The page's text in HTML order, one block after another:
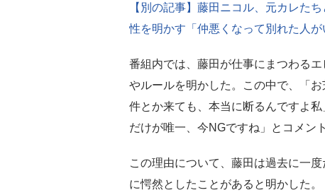
【別の記事】藤田ニコル、元カレた
性を明かす「仲悪くなって別れた人が
番組内では、藤田が仕事にまつわるエ
やルールを明かした。この中で、「お
件とか来ても、本当に断るんですよ私
だけが唯一、今NGですね」とコメント
この理由について、藤田は過去に一
に愕然としたことがあると明かした。